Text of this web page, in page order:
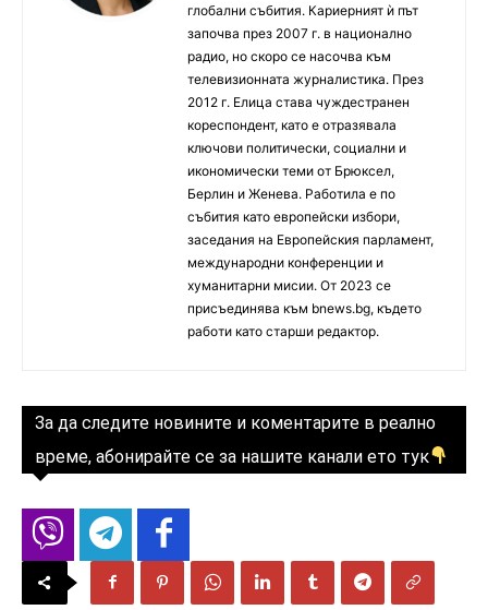
глобални събития. Кариерният ѝ път
започва през 2007 г. в национално
радио, но скоро се насочва към
телевизионната журналистика. През
2012 г. Елица става чуждестранен
кореспондент, като е отразявала
ключови политически, социални и
икономически теми от Брюксел,
Берлин и Женева. Работила е по
събития като европейски избори,
заседания на Европейския парламент,
международни конференции и
хуманитарни мисии. От 2023 се
присъединява към bnews.bg, където
работи като старши редактор.
За да следите новините и коментарите в реално
време, абонирайте се за нашите канали ето тук